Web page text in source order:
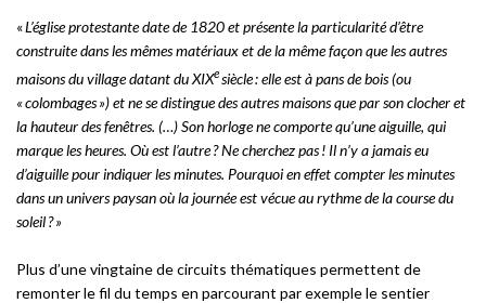
«L’église protestante date de 1820 et présente la particularité d’être
construite dans les mêmes matériaux et de la même façon que les autres
maisons du village datant du XIXesiècle : elle est à pans de bois (ou
« colombages ») et ne se distingue des autres maisons que par son clocher et
la hauteur des fenêtres. (…)Son horloge ne comporte qu’une aiguille, qui
marque les heures. Où est l’autre ? Ne cherchez pas ! Il n’y a jamais eu
d’aiguille pour indiquer les minutes. Pourquoi en effet compter les minutes
dans un univers paysan où la journée est vécue au rythme de la course du
soleil ? »
Plus d’une vingtaine de circuits thématiques permettent de
remonter le fil du temps en parcourant par exemple le sentier